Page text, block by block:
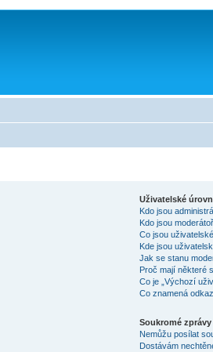
Uživatelské
Kdo jsou
Kdo jsou
Co jsou
Kde jsou
Jak se stanu
Proč mají některé
Co je „Výchozí
Co znamená
Soukromé zprávy
Nemůžu posílat
Dostávám